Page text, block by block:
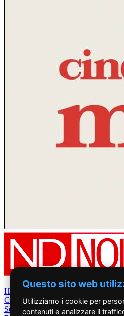
Home
Chi Siamo
Settimanale
Questo sito web
Utilizziamo i cookie per
contenuti e analizzare il